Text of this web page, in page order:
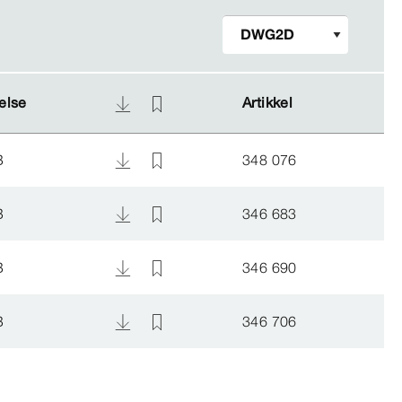
Artikkel
Artikkel
348 076
346 683
346 690
346 706